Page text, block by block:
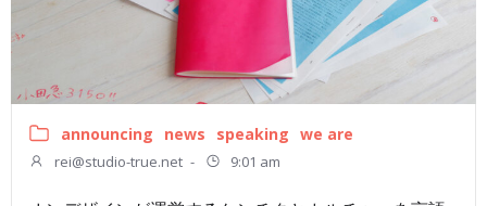
announcing news speaking we are
rei@studio-true.net - 9:01 am